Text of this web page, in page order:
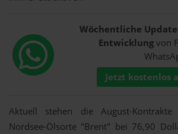
Wöchentliche
Entwicklungvon
Jetzt kostenlos
Aktuell stehen die August-Kontrakte
Nordsee-Ölsorte "Brent" bei 76,90